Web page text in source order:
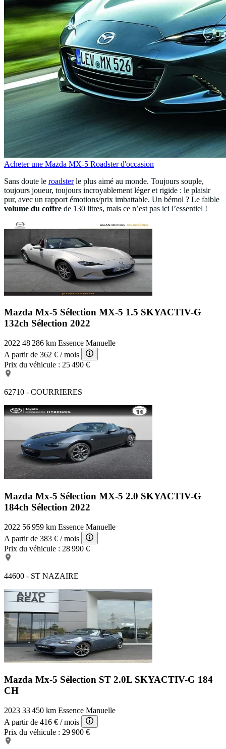
Acheter une Mazda MX-5 Roadster d'occasion
Sans doute le roadsterle plus aimé au monde. Toujours souple,
toujours joueur, toujours incroyablement léger et rigide : le plaisir
pur, avec un rapport émotions/prix imbattable. Un bémol ? Le faible
volume du coffre de 130 litres, mais ce n’est pas ici l’essentiel !
Mazda Mx-5 Sélection MX-5 1.5 SKYACTIV-G
132ch Sélection 2022
2022 48 286 km Essence Manuelle
A partir de 362 € / mois
Prix du véhicule : 25 490 €
62710 - COURRIERES
Mazda Mx-5 Sélection MX-5 2.0 SKYACTIV-G
184ch Sélection 2022
2022 56 959 km Essence Manuelle
A partir de 383 € / mois
Prix du véhicule : 28 990 €
44600 - ST NAZAIRE
Mazda Mx-5 Sélection ST 2.0L SKYACTIV-G 184
CH
2023 33 450 km Essence Manuelle
A partir de 416 € / mois
Prix du véhicule : 29 900 €